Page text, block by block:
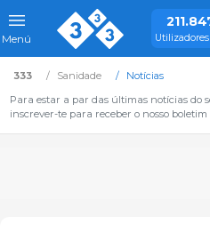
Menú Utilizadores
333 Sanidade
Notícias
Para estar a par das últimas notícias do
inscrever-te para receber o nosso